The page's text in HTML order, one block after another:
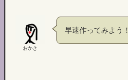
おかき
早速作ってみよう！